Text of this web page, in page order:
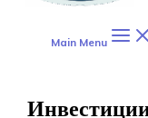
Main Menu